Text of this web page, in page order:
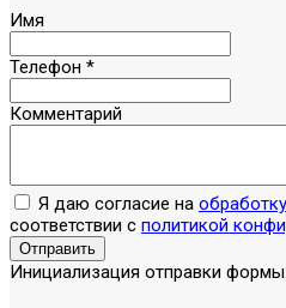
Имя
Телефон *
Комментарий
Я даю согласие на
соответствии с политикой
Отправить
Инициализация отправки